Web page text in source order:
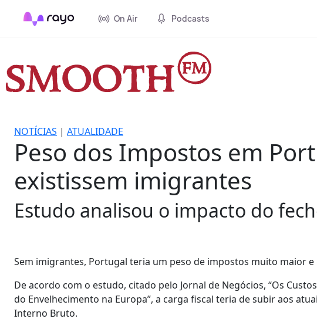
On Air Podcasts
NOTÍCIAS | ATUALIDADE
Peso dos Impostos em
existissem imigrantes
Estudo analisou o impacto do
Sem imigrantes, Portugal teria um peso de impostos muito maior
De acordo com o estudo, citado pelo Jornal de Negócios, “Os
do Envelhecimento na Europa”, a carga fiscal teria de subir aos
Interno Bruto.